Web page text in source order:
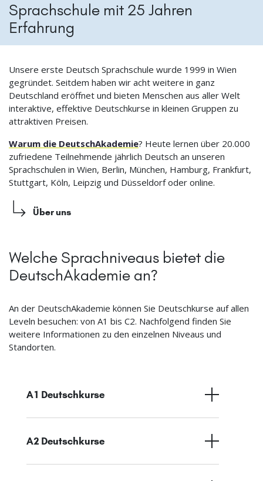
Sprachschule mit 25 Jahren
Erfahrung
Unsere erste Deutsch Sprachschule wurde 1999 in Wien
gegründet. Seitdem haben wir acht weitere in ganz
Deutschland eröffnet und bieten Menschen aus aller Welt
interaktive, effektive Deutschkurse in kleinen Gruppen zu
attraktiven Preisen.
Warum die DeutschAkademie? Heute lernen über 20.000
zufriedene Teilnehmende jährlich Deutsch an unseren
Sprachschulen in Wien, Berlin, München, Hamburg, Frankfurt,
Stuttgart, Köln, Leipzig und Düsseldorf oder online.
Über uns
Welche Sprachniveaus bietet die
DeutschAkademie an?
An der DeutschAkademie können Sie Deutschkurse auf allen
Leveln besuchen: von A1 bis C2. Nachfolgend finden Sie
weitere Informationen zu den einzelnen Niveaus und
Standorten.
A1 Deutschkurse
A2 Deutschkurse